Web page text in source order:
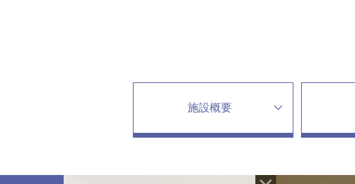
映像ホール
グランシップ広場
託児室
文化情報コーナー
施設概要